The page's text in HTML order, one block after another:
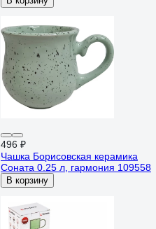
496 ₽
Чашка Борисовская керамика
Соната 0.25 л, гармония 109558
В корзину